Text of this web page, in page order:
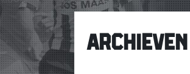
ARCHIEVEN